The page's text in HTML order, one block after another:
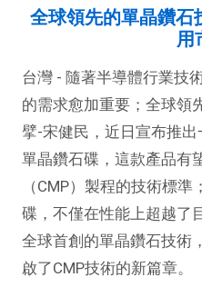
全球領先的單晶鑽石
用
台灣 - 隨著半導體行業技
的需求愈加重要；全球領
擘-宋健民，近日宣布推
單晶鑽石碟，這款產品有
（CMP）製程的技術標
碟，不僅在性能上超越了
全球首創的單晶鑽石技術
啟了CMP技術的新篇章。